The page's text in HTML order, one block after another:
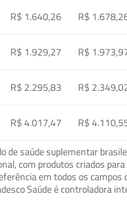
R$ 1.640,26 R$
R$ 1.929,27 R$
R$ 2.295,83 R$
R$ 4.017,47 R$
saúde suplementar
com produtos criados
em todos os
Saúde é controladora